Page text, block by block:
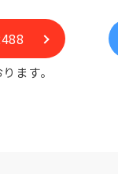
ます。